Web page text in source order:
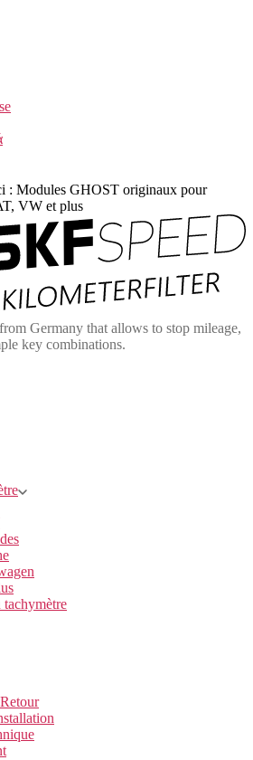
: Modules GHOST originaux pour
VW et plus
Germany that allows to stop mileage,
key combinations.